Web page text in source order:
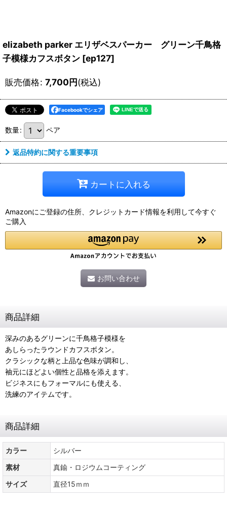
elizabeth parker エリザベスパーカー グリーン千鳥格
子模様カフスボタン [ep127]
販売価格: 7,700円(税込)
Facebookでシェア
数量: ペア
返品特約に関する重要事項
カートに入れる
Amazonにご登録の住所、クレジットカード情報を利用して今すぐ
ご購入
お問い合わせ
商品詳細
深みのあるグリーンに千鳥格子模様を
あしらったラウンドカフスボタン。
クラシックな柄と上品な色味が調和し、
袖元にほどよい個性と品格を添えます。
ビジネスにもフォーマルにも使える、
洗練のアイテムです。
商品詳細
カラー
シルバー
素材
真鍮・ロジウムコーティング
サイズ
直径15ｍｍ